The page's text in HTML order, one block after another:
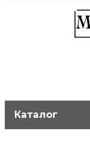
Каталог